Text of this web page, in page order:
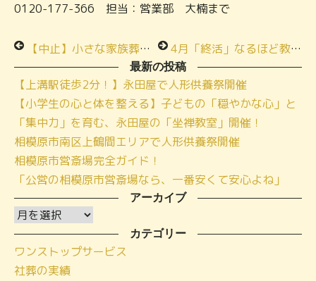
0120-177-366 担当：営業部 大楠まで
【中止】小さな家族葬ハウス🄬町田木曽「春の終活祭＆式場内覧会」 4月「終活」なるほど教室開催スケジュール！！
最新の投稿
【上溝駅徒歩2分！】永田屋で人形供養祭開催
【小学生の心と体を整える】子どもの「穏やかな心」と
「集中力」を育む、永田屋の「坐禅教室」開催！
相模原市南区上鶴間エリアで人形供養祭開催
相模原市営斎場完全ガイド！
「公営の相模原市営斎場なら、一番安くて安心よね」
アーカイブ
ア
ー
カ
イ
カテゴリー
ワンストップサービス
社葬の実績